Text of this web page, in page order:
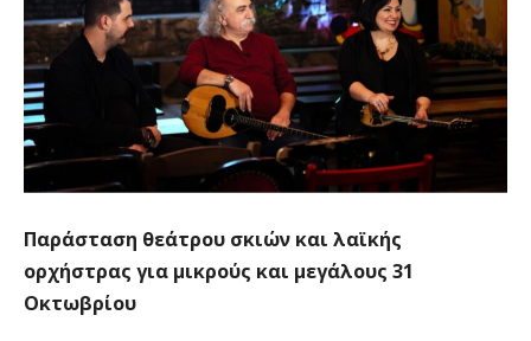
Παράσταση θεάτρου σκιών και λαϊκής
ορχήστρας για μικρούς και μεγάλους 31
Οκτωβρίου